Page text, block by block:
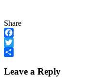
Share
Facebook
Twitter
Leave a Reply